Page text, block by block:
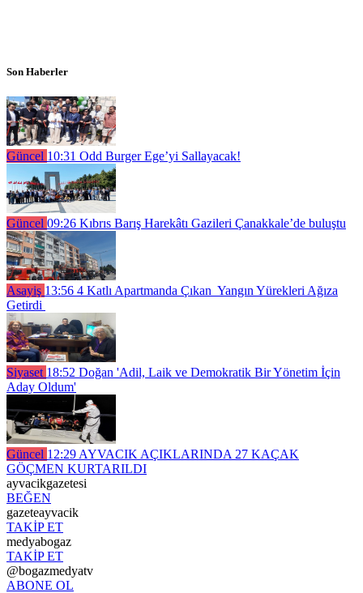
Son Haberler
Güncel 10:31 Odd Burger Ege’yi Sallayacak!
Güncel 09:26 Kıbrıs Barış Harekâtı Gazileri Çanakkale’de buluştu
Asayiş 13:56 4 Katlı Apartmanda Çıkan Yangın Yürekleri Ağıza
Getirdi
Siyaset 18:52 Doğan 'Adil, Laik ve Demokratik Bir Yönetim İçin
Aday Oldum'
Güncel 12:29 AYVACIK AÇIKLARINDA 27 KAÇAK
GÖÇMEN KURTARILDI
ayvacikgazetesi
BEĞEN
gazeteayvacik
TAKİP ET
medyabogaz
TAKİP ET
@bogazmedyatv
ABONE OL